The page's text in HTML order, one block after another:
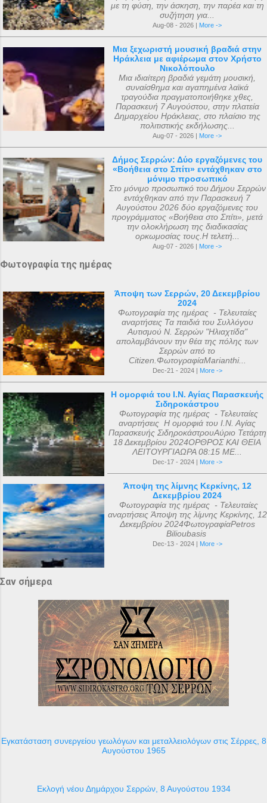
φθινόπωρο του ίδιου έτους, τα ιερά αυτά
αντικείμενα μεταφέρθηκαν στην Αγία
Πετρούπολη και τοποθετήθηκαν στα
χειμερινά ανάκτορα, μέσα στον ναό
αφιερωμένο ...
κοιμήθηκε σε ηλικία 5 ετών μετά από
μάχη με σοβαρή ασθένεια. Η ανέγερση
του ναού ξεκίνησε με εισφορές από την
κηδεία του μικρού Μάριου και
ολοκληρώθηκε με εισφορές από την
κηδεία της αείμνηστης Μαρίας Σπύρου και
με διάφορες άλλες εισφορές. Ο ακριβής
αριθμός των μελών της συνόδου, με βάση
τις διαθέσιμες πηγές, δεν μπορεί να
καθοριστεί ακριβώς ακόμα και σήμερα. Ο
αριθμός που επικράτησε από
μεταγενέστερες πηγές ιστορικών ήταν ο
αριθμός 318. Ο Ευσέβιος της Καισαρείας
τους αριθμεί 250, ο Αθανάσιος
Αλεξανδρείας 318, και ο Ευστάθιος Α...
με τη φύση, την άσκηση, την παρέα και τη
συζήτηση για...
Aug-08 - 2026 | More ->
Μια ξεχωριστή μουσική βραδιά στην
Ηράκλεια με αφιέρωμα στον Χρήστο
Νικολόπουλο
Μια ιδιαίτερη βραδιά γεμάτη μουσική,
συναίσθημα και αγαπημένα λαϊκά
τραγούδια πραγματοποιήθηκε χθες,
Παρασκευή 7 Αυγούστου, στην πλατεία
Δημαρχείου Ηράκλειας, στο πλαίσιο της
πολιτιστικής εκδήλωσης...
Aug-07 - 2026 | More ->
Δήμος Σερρών: Δύο εργαζόμενες του
«Βοήθεια στο Σπίτι» εντάχθηκαν στο
μόνιμο προσωπικό
Στο μόνιμο προσωπικό του Δήμου Σερρών
εντάχθηκαν από την Παρασκευή 7
Αυγούστου 2026 δύο εργαζόμενες του
προγράμματος «Βοήθεια στο Σπίτι», μετά
την ολοκλήρωση της διαδικασίας
ορκωμοσίας τους.Η τελετή...
Aug-07 - 2026 | More ->
Φωτογραφία της ημέρας
Άποψη των Σερρών, 20 Δεκεμβρίου
2024
Φωτογραφία της ημέρας - Τελευταίες
αναρτήσεις Τα παιδιά του Συλλόγου
Αυτισμού Ν. Σερρών "Ηλιαχτίδα"
απολαμβάνουν την θέα της πόλης των
Σερρών από το
Citizen.ΦωτογραφίαMarianthi...
Dec-21 - 2024 | More ->
Η ομορφιά του Ι.Ν. Αγίας Παρασκευής
Σιδηροκάστρου
Φωτογραφία της ημέρας - Τελευταίες
αναρτήσεις Η ομορφιά του Ι.Ν. Αγίας
Παρασκευής ΣιδηροκάστρουΑύριο Τετάρτη
18 Δεκεμβρίου 2024ΟΡΘΡΟΣ ΚΑΙ ΘΕΙΑ
ΛΕΙΤΟΥΡΓΙΑΩΡΑ 08:15 ΜΕ...
Dec-17 - 2024 | More ->
Άποψη της λίμνης Κερκίνης, 12
Δεκεμβρίου 2024
Φωτογραφία της ημέρας - Τελευταίες
αναρτήσεις Άποψη της λίμνης Κερκίνης, 12
Δεκεμβρίου 2024ΦωτογραφίαPetros
Bilioubasis
Dec-13 - 2024 | More ->
Σαν σήμερα
Εγκατάσταση συνεργείου γεωλόγων και μεταλλειολόγων στις Σέρρες, 8
Αυγούστου 1965
Εκλογή νέου Δημάρχου Σερρών, 8 Αυγούστου 1934